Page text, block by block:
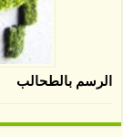
الرسم بالطحالب